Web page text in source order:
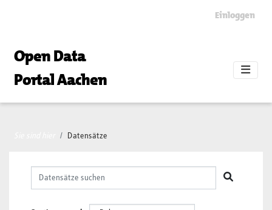
Einloggen
Open Data
Portal Aachen
Datensätze